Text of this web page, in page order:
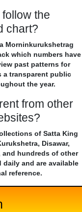
the
chart?
Morninkurukshetrag
which numbers have
past patterns for
a transparent public
the year.
from other
of Satta King
Disawar,
and hundreds of other
daily and are available
reference.